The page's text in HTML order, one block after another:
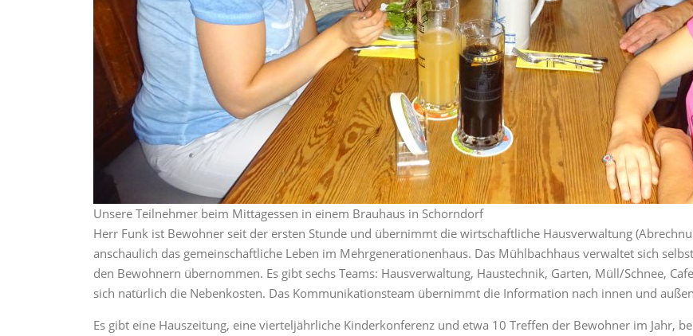
Unsere Teilnehmer beim Mittagessen in einem Brauhaus in Schorndorf
Herr Funk ist Bewohner seit der ersten Stunde und übernimmt die wirtschaftliche Hausverwaltung
anschaulich das gemeinschaftliche Leben im Mehrgenerationenhaus. Das Mühlbachhaus verwaltet sich
den Bewohnern übernommen. Es gibt sechs Teams: Hausverwaltung, Haustechnik, Garten, Müll/Schnee,
sich natürlich die Nebenkosten. Das Kommunikationsteam übernimmt die Information nach innen und
Es gibt eine Hauszeitung, eine vierteljährliche Kinderkonferenz und etwa 10 Treffen der Bewohner im Jahr,